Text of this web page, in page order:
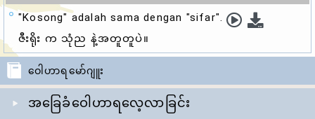
ဝေါဟာရမော်ဂျူး
အခြေခံဝေါဟာရလေ့လာခြင်း
"Kosong" adalah sama dengan "sifar".
ဇီးရိုး က သုံည နဲ့အတူတူပဲ။